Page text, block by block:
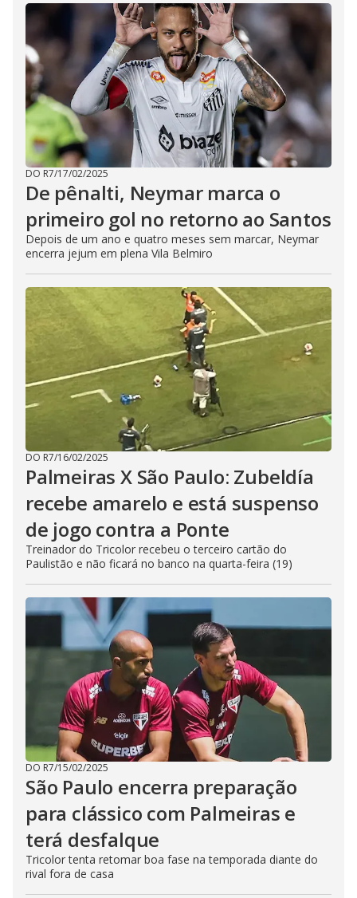
DO R7/17/02/2025
De pênalti, Neymar marca o
primeiro gol no retorno ao Santos
Depois de um ano e quatro meses sem marcar, Neymar
encerra jejum em plena Vila Belmiro
DO R7/16/02/2025
Palmeiras X São Paulo: Zubeldía
recebe amarelo e está suspenso
de jogo contra a Ponte
Treinador do Tricolor recebeu o terceiro cartão do
Paulistão e não ficará no banco na quarta-feira (19)
DO R7/15/02/2025
São Paulo encerra preparação
para clássico com Palmeiras e
terá desfalque
Tricolor tenta retomar boa fase na temporada diante do
rival fora de casa